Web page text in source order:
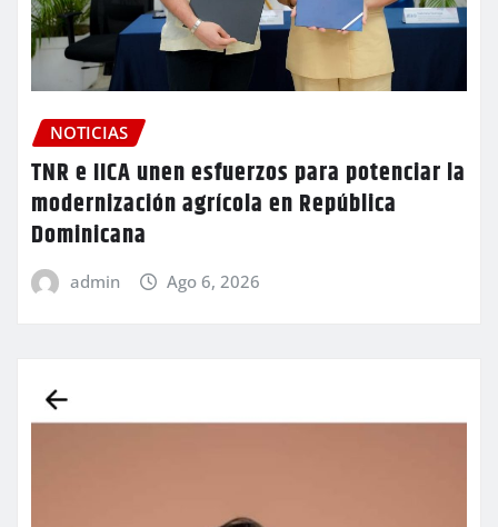
NOTICIAS
TNR e IICA unen esfuerzos para potenciar la
modernización agrícola en República
Dominicana
admin Ago 6, 2026